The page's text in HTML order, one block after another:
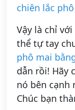
chiên lắc
Vậy là chỉ
thể tự tay
phô mai
dẫn rồi! Hãy
nó bên cạnh
Chúc bạn